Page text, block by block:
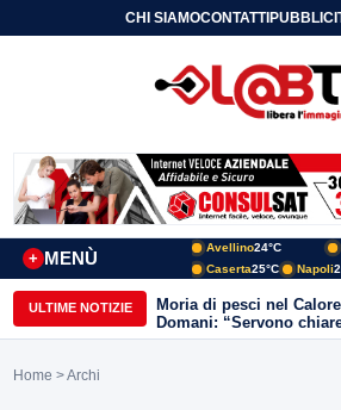
CHI SIAMOCONTATTI
MENÙ
+
Avellino24°C
Caserta25°C Napoli
ULTIME NOTIZIE
Moria di pesci nel
Domani: “Servono
approfondimenti sulla
Home > Archi